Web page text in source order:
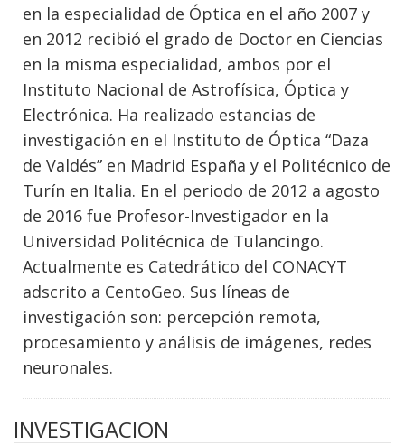
en la especialidad de Óptica en el año 2007 y
en 2012 recibió el grado de Doctor en Ciencias
en la misma especialidad, ambos por el
Instituto Nacional de Astrofísica, Óptica y
Electrónica. Ha realizado estancias de
investigación en el Instituto de Óptica “Daza
de Valdés” en Madrid España y el Politécnico de
Turín en Italia. En el periodo de 2012 a agosto
de 2016 fue Profesor-Investigador en la
Universidad Politécnica de Tulancingo.
Actualmente es Catedrático del CONACYT
adscrito a CentoGeo. Sus líneas de
investigación son: percepción remota,
procesamiento y análisis de imágenes, redes
neuronales.
INVESTIGACION